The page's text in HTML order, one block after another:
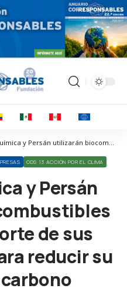
Corresponsables > Noticias > Cepsa Química y Persán utilizarán biocombustibles en el transporte de sus suministros para reducir su huella de carbono
ODS 13 ACCIÓN POR EL CLIMA
y Persán
de sus
reducir su